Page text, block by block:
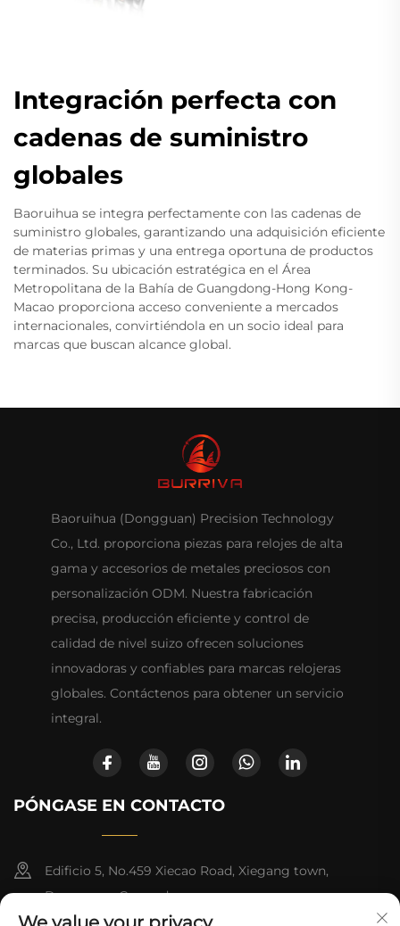
Integración perfecta con
cadenas de suministro
globales
Baoruihua se integra perfectamente con las cadenas de
suministro globales, garantizando una adquisición eficiente
de materias primas y una entrega oportuna de productos
terminados. Su ubicación estratégica en el Área
Metropolitana de la Bahía de Guangdong-Hong Kong-
Macao proporciona acceso conveniente a mercados
internacionales, convirtiéndola en un socio ideal para
marcas que buscan alcance global.
Baoruihua (Dongguan) Precision Technology
Co., Ltd. proporciona piezas para relojes de alta
gama y accesorios de metales preciosos con
personalización ODM. Nuestra fabricación
precisa, producción eficiente y control de
calidad de nivel suizo ofrecen soluciones
innovadoras y confiables para marcas relojeras
globales. Contáctenos para obtener un servicio
integral.
PÓNGASE EN CONTACTO
Edificio 5, No.459 Xiecao Road, Xiegang town,
Dongguan, Guangdong